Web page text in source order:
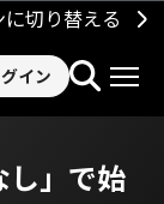
切り替える
イン
し」で始